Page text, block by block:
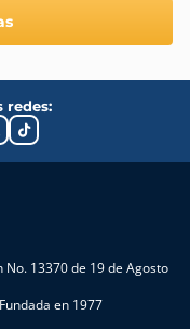
redes:
No. 13370 de 19 de Agosto
en 1977